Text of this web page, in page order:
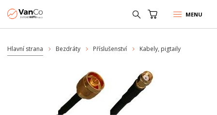
MENU
Hlavní strana Bezdráty Příslušenství Kabely, pigtaily